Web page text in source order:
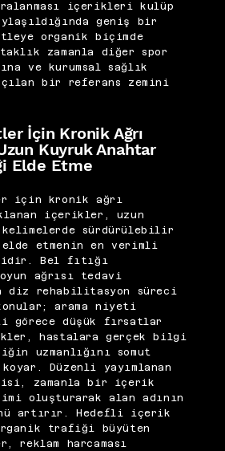
içerikleri kulüp
geniş bir
organik biçimde
zamanla diğer spor
ve kurumsal sağlık
bir referans zemini
İçin Kronik Ağrı
Kuyruk Anahtar
Elde Etme
için kronik ağrı
içerikler, uzun
kelimelerde sürdürülebilir
etmenin en verimli
Bel fıtığı
ağrısı tedavi
diz rehabilitasyon süreci
arama niyeti
görece düşük fırsatlar
hastalara gerçek bilgi
uzmanlığını somut
Düzenli yayımlanan
zamanla bir içerik
oluşturarak alan adının
artırır. Hedefli içerik
trafiği büyüten
reklam harcaması